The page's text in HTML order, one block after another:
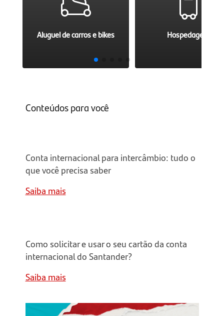
Aluguel de carros e bikes Hospedagem
Conteúdos para você
para
intercâmbio
Conta internacional para intercâmbio: tudo o
que você precisa saber
Saiba mais
internacional
Como solicitar e usar o seu cartão da conta
internacional do Santander?
Saiba mais